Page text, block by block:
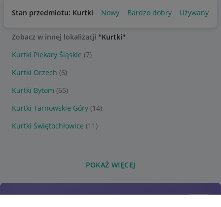
Stan przedmiotu: Kurtki Nowy Bardzo dobry Używany
Zobacz w innej lokalizacji "Kurtki"
Kurtki Piekary Śląskie (7)
Kurtki Orzech (6)
Kurtki Bytom (65)
Kurtki Tarnowskie Góry (14)
Kurtki Świętochłowice (11)
POKAŻ WIĘCEJ